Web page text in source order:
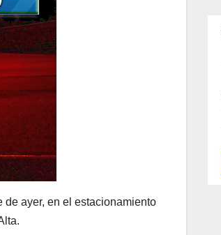
de ayer, en el estacionamiento